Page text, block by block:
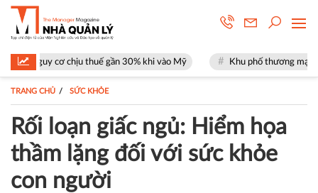
thuế gần 30% khi vào Mỹ Khu phố thương mại SOHO tại The
TRANG CHỦ SỨC KHỎE
Rối loạn giấc ngủ: Hiểm họa
thầm lặng đối với sức khỏe
con người